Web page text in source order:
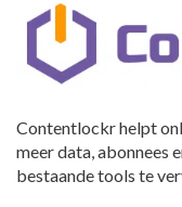
Contentlockr helpt
meer data, abonnees
bestaande tools te